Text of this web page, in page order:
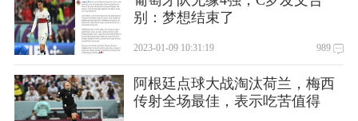
别：梦想结束了
2023-01-09 10:31:19 989
阿根廷点球大战淘汰荷兰，梅西
传射全场最佳，表示吃苦值得